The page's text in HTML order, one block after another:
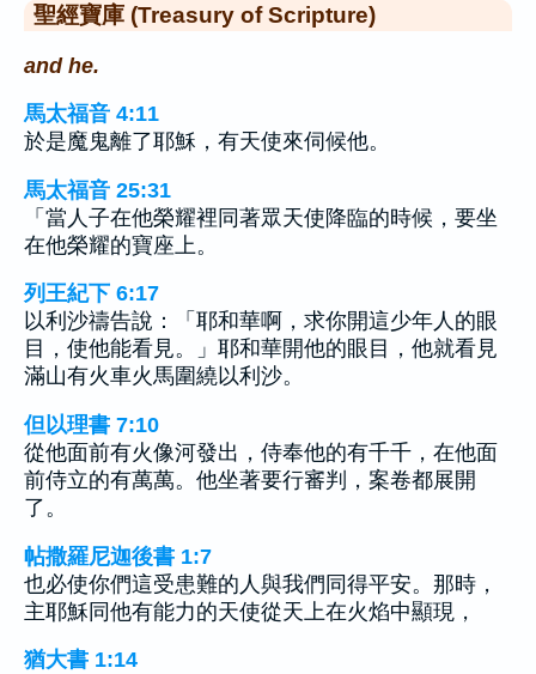
聖經寶庫 (Treasury of Scripture)
and he.
馬太福音 4:11
於是魔鬼離了耶穌，有天使來伺候他。
馬太福音 25:31
「當人子在他榮耀裡同著眾天使降臨的時候，要坐
在他榮耀的寶座上。
列王紀下 6:17
以利沙禱告說：「耶和華啊，求你開這少年人的眼
目，使他能看見。」耶和華開他的眼目，他就看見
滿山有火車火馬圍繞以利沙。
但以理書 7:10
從他面前有火像河發出，侍奉他的有千千，在他面
前侍立的有萬萬。他坐著要行審判，案卷都展開
了。
帖撒羅尼迦後書 1:7
也必使你們這受患難的人與我們同得平安。那時，
主耶穌同他有能力的天使從天上在火焰中顯現，
猶大書 1:14